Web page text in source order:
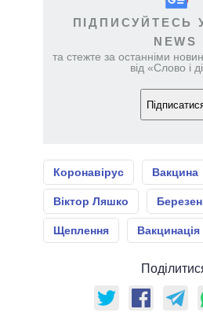
ПІДПИСУЙТЕСЬ
NEWS
та стежте за останніми
від «Слово і
Коронавірус Вакцина
Віктор Ляшко
Щеплення Вакцинація